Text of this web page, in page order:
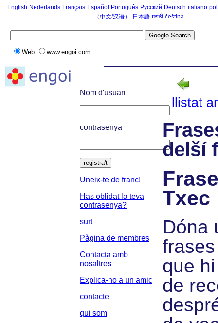
English Nederlands Français Español Português Русский Deutsch italiano
（中文/汉语）
日本語 मराठी čeština
Web www.engoi.com
Nom d'usuari
contrasenya
registra't
Uneix-te de franc!
Has oblidat la teva
contrasenya?
surt
Pàgina de membres
Contacta amb
nosaltres
Explica-ho a un amic
contacte
qui som
llistat
delší
Txec
Dóna
que
de